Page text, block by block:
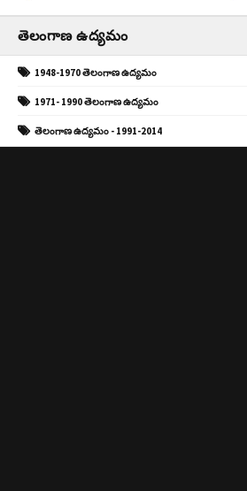
తెలంగాణ ఉద్యమం
1948-1970 తెలంగాణ ఉద్యమం
1971- 1990 తెలంగాణ ఉద్యమం
తెలంగాణ ఉద్యమం - 1991-2014